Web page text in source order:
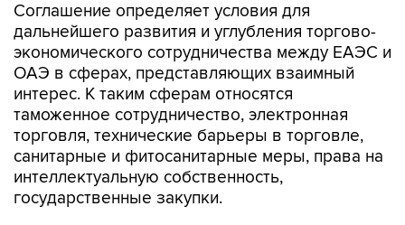
Соглашение определяет условия для
дальнейшего развития и углубления торгово-
экономического сотрудничества между ЕАЭС и
ОАЭ в сферах, представляющих взаимный
интерес. К таким сферам относятся
таможенное сотрудничество, электронная
торговля, технические барьеры в торговле,
санитарные и фитосанитарные меры, права на
интеллектуальную собственность,
государственные закупки.